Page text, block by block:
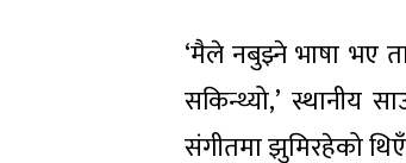
‘मैले नबुझ्ने भाषा भए
सकिन्थ्यो,’ स्थानीय
संगीतमा झुमिरहेको थिएँ